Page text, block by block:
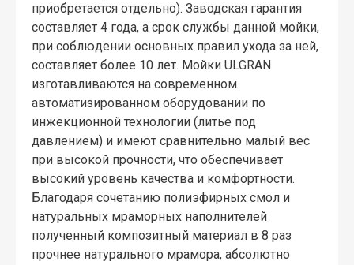
приобретается отдельно). Заводская гарантия
составляет 4 года, а срок службы данной мойки,
при соблюдении основных правил ухода за ней,
составляет более 10 лет. Мойки ULGRAN
изготавливаются на современном
автоматизированном оборудовании по
инжекционной технологии (литье под
давлением) и имеют сравнительно малый вес
при высокой прочности, что обеспечивает
высокий уровень качества и комфортности.
Благодаря сочетанию полиэфирных смол и
натуральных мраморных наполнителей
полученный композитный материал в 8 раз
прочнее натурального мрамора, абсолютно